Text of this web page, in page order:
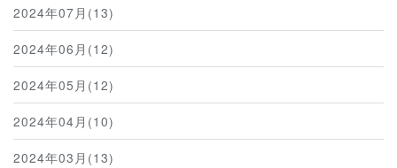
2024年07月(13)
2024年06月(12)
2024年05月(12)
2024年04月(10)
2024年03月(13)